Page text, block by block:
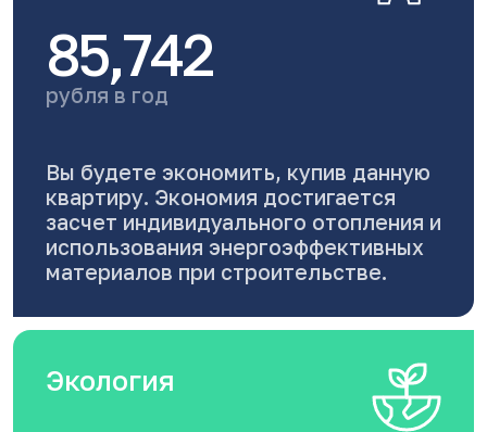
85,742
рубля в год
Вы будете экономить, купив данную
квартиру. Экономия достигается
засчет индивидуального отопления и
использования энергоэффективных
материалов при строительстве.
Экология